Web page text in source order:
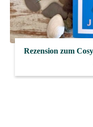
Rezension zum